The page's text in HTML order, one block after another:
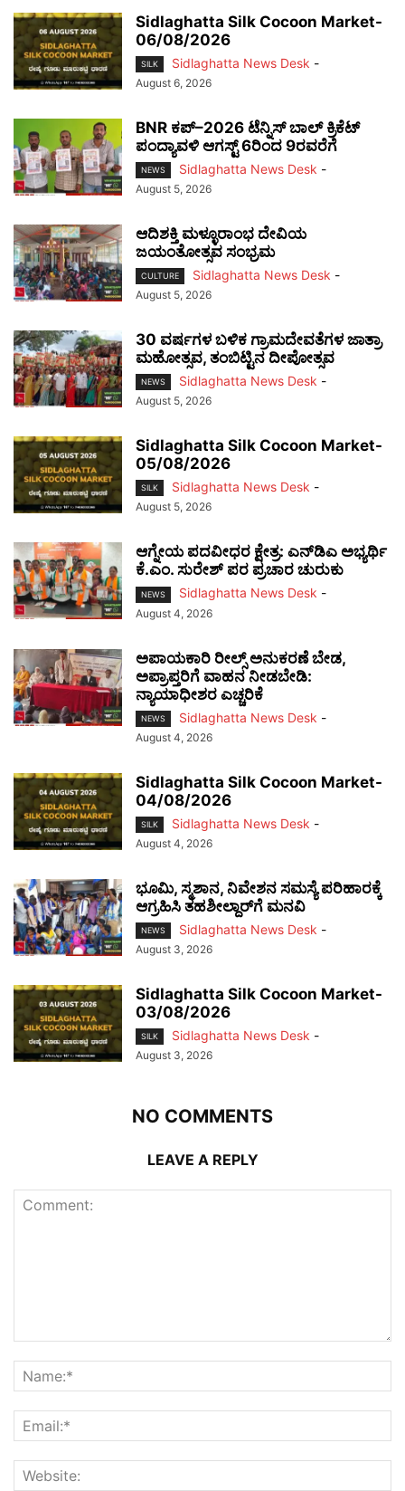
Sidlaghatta Silk Cocoon Market-
06/08/2026
SILK Sidlaghatta News Desk -
August 6, 2026
BNR ಕಪ್–2026 ಟೆನ್ನಿಸ್ ಬಾಲ್ ಕ್ರಿಕೆಟ್
ಪಂದ್ಯಾವಳಿ ಆಗಸ್ಟ್ 6ರಿಂದ 9ರವರೆಗೆ
NEWS Sidlaghatta News Desk -
August 5, 2026
ಆದಿಶಕ್ತಿ ಮಳ್ಳೂರಾಂಭ ದೇವಿಯ
ಜಯಂತೋತ್ಸವ ಸಂಭ್ರಮ
CULTURE Sidlaghatta News Desk -
August 5, 2026
30 ವರ್ಷಗಳ ಬಳಿಕ ಗ್ರಾಮದೇವತೆಗಳ ಜಾತ್ರಾ
ಮಹೋತ್ಸವ, ತಂಬಿಟ್ಟಿನ ದೀಪೋತ್ಸವ
NEWS Sidlaghatta News Desk -
August 5, 2026
Sidlaghatta Silk Cocoon Market-
05/08/2026
SILK Sidlaghatta News Desk -
August 5, 2026
ಆಗ್ನೇಯ ಪದವೀಧರ ಕ್ಷೇತ್ರ: ಎನ್‌ಡಿಎ ಅಭ್ಯರ್ಥಿ
ಕೆ.ಎಂ. ಸುರೇಶ್ ಪರ ಪ್ರಚಾರ ಚುರುಕು
NEWS Sidlaghatta News Desk -
August 4, 2026
ಅಪಾಯಕಾರಿ ರೀಲ್ಸ್ ಅನುಕರಣೆ ಬೇಡ,
ಅಪ್ರಾಪ್ತರಿಗೆ ವಾಹನ ನೀಡಬೇಡಿ:
ನ್ಯಾಯಾಧೀಶರ ಎಚ್ಚರಿಕೆ
NEWS Sidlaghatta News Desk -
August 4, 2026
Sidlaghatta Silk Cocoon Market-
04/08/2026
SILK Sidlaghatta News Desk -
August 4, 2026
ಭೂಮಿ, ಸ್ಮಶಾನ, ನಿವೇಶನ ಸಮಸ್ಯೆ ಪರಿಹಾರಕ್ಕೆ
ಆಗ್ರಹಿಸಿ ತಹಶೀಲ್ದಾರ್‌ಗೆ ಮನವಿ
NEWS Sidlaghatta News Desk -
August 3, 2026
Sidlaghatta Silk Cocoon Market-
03/08/2026
SILK Sidlaghatta News Desk -
August 3, 2026
NO COMMENTS
LEAVE A REPLY